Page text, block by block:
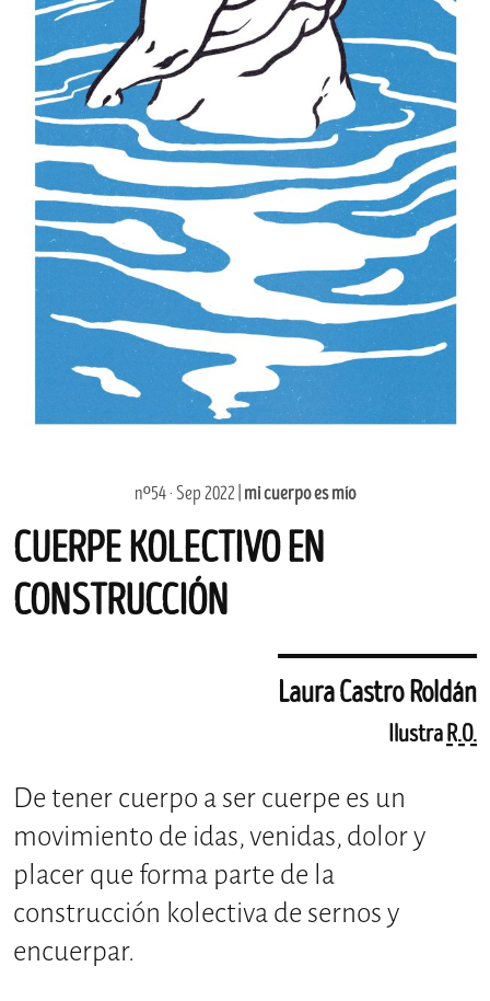
nº54 · Sep 2022 | mi cuerpo es mío
CUERPE KOLECTIVO EN
CONSTRUCCIÓN
Laura Castro Roldán
IlustraR.O.
De tener cuerpo a ser cuerpe es un
movimiento de idas, venidas, dolor y
placer que forma parte de la
construcción kolectiva de sernos y
encuerpar.